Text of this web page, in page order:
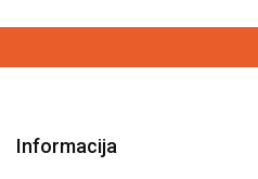
Informacija